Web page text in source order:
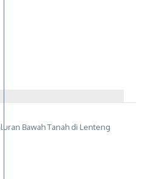
Bawah Tanah di Lenteng